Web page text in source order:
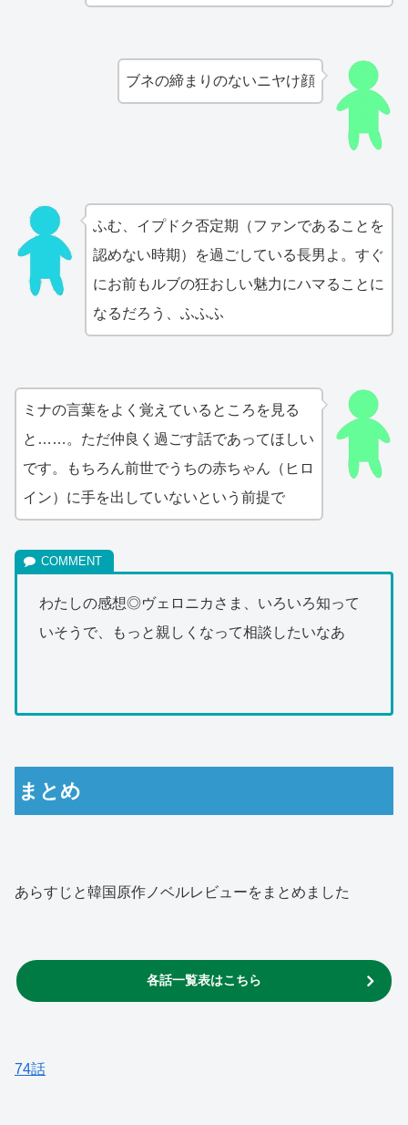
ブネの締まりのないニヤけ顔
ふむ、イプドク否定期（ファンであることを
認めない時期）を過ごしている長男よ。すぐ
にお前もルブの狂おしい魅力にハマることに
なるだろう、ふふふ
ミナの言葉をよく覚えているところを見る
と……。ただ仲良く過ごす話であってほしい
です。もちろん前世でうちの赤ちゃん（ヒロ
イン）に手を出していないという前提で
わたしの感想◎ヴェロニカさま、いろいろ知って
いそうで、もっと親しくなって相談したいなあ
まとめ
あらすじと韓国原作ノベルレビューをまとめました
各話一覧表はこちら
74話